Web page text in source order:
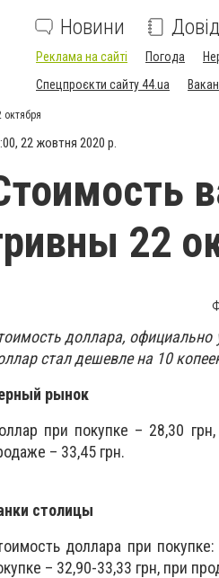
Новини
Реклама на сайті Погода
Спецпроєкти сайту 44.ua
октября
22 жовтня 2020 р.
22
доллара, официально
стал дешевле на 10
рынок
при покупке – 28,30
– 33,45 грн.
столицы
доллара при
– 32,90-33,33 грн, при